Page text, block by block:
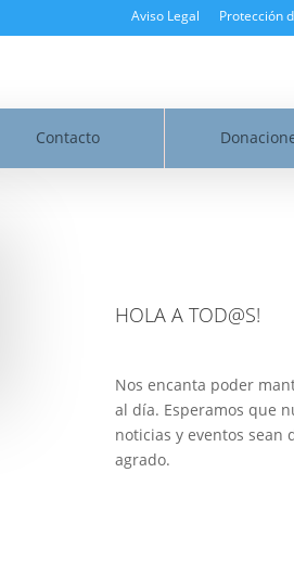
Aviso Legal Protección
Contacto
HOLA A TOD@S!
Nos encanta poder
al día. Esperamos que
noticias y eventos sean
agrado.